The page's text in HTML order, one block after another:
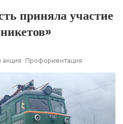
приняла участие
акция Профориентация